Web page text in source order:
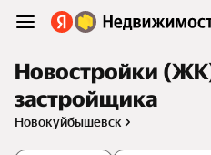
Новостройки
застройщика
Новокуйбышевск